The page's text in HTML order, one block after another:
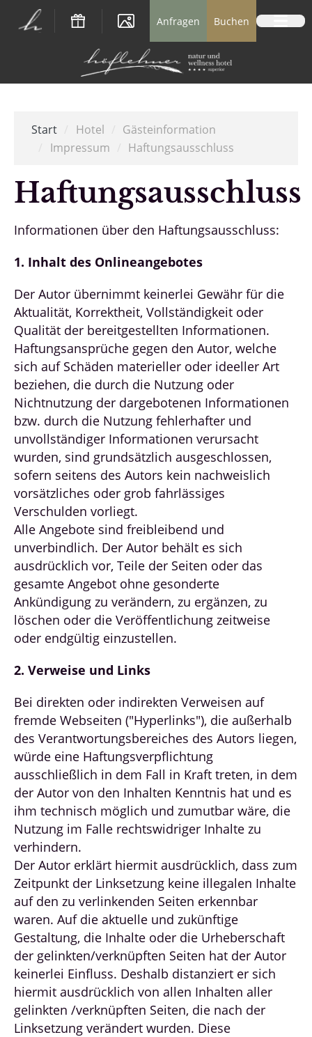
Logo Natur- und Wellnesshotel Höflehner
Anfragen Buchen
Start Hotel
Gästeinformation
Impressum Haftungsausschluss
Haftungsausschluss
Informationen über den Haftungsausschluss:
1. Inhalt des Onlineangebotes
Der Autor übernimmt keinerlei Gewähr für die
Aktualität, Korrektheit, Vollständigkeit oder
Qualität der bereitgestellten Informationen.
Haftungsansprüche gegen den Autor, welche
sich auf Schäden materieller oder ideeller Art
beziehen, die durch die Nutzung oder
Nichtnutzung der dargebotenen Informationen
bzw. durch die Nutzung fehlerhafter und
unvollständiger Informationen verursacht
wurden, sind grundsätzlich ausgeschlossen,
sofern seitens des Autors kein nachweislich
vorsätzliches oder grob fahrlässiges
Verschulden vorliegt.
Alle Angebote sind freibleibend und
unverbindlich. Der Autor behält es sich
ausdrücklich vor, Teile der Seiten oder das
gesamte Angebot ohne gesonderte
Ankündigung zu verändern, zu ergänzen, zu
löschen oder die Veröffentlichung zeitweise
oder endgültig einzustellen.
2. Verweise und Links
Bei direkten oder indirekten Verweisen auf
fremde Webseiten ("Hyperlinks"), die außerhalb
des Verantwortungsbereiches des Autors liegen,
würde eine Haftungsverpflichtung
ausschließlich in dem Fall in Kraft treten, in dem
der Autor von den Inhalten Kenntnis hat und es
ihm technisch möglich und zumutbar wäre, die
Nutzung im Falle rechtswidriger Inhalte zu
verhindern.
Der Autor erklärt hiermit ausdrücklich, dass zum
Zeitpunkt der Linksetzung keine illegalen Inhalte
auf den zu verlinkenden Seiten erkennbar
waren. Auf die aktuelle und zukünftige
Gestaltung, die Inhalte oder die Urheberschaft
der gelinkten/verknüpften Seiten hat der Autor
keinerlei Einfluss. Deshalb distanziert er sich
hiermit ausdrücklich von allen Inhalten aller
gelinkten /verknüpften Seiten, die nach der
Linksetzung verändert wurden. Diese